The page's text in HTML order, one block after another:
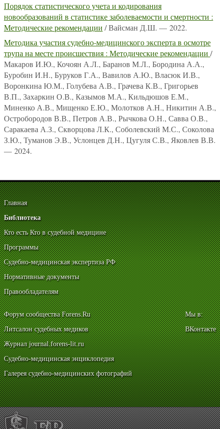
Порядок статистического учета и кодирования
новообразований в статистике заболеваемости и смертности :
Методические рекомендации / Вайсман Д.Ш. — 2022.
Методика участия судебно-медицинского эксперта в осмотре
трупа на месте происшествия : Методические рекомендации /
Макаров И.Ю., Кочоян А.Л., Баранов М.Л., Бородина А.А.,
Буробин И.Н., Буруков Г.А., Вавилов А.Ю., Власюк И.В.,
Воронкина Ю.М., Голубева А.В., Грачева К.В., Григорьев
В.П., Захаркин О.В., Казымов М.А., Кильдюшов Е.М.,
Миненко А.В., Мищенко Е.Ю., Молотков А.Н., Никитин А.В.,
Остробородов В.В., Петров А.В., Рычкова О.Н., Савва О.В.,
Саракаева А.З., Скворцова Л.К., Соболевский М.С., Соколова
З.Ю., Туманов Э.В., Услонцев Д.Н., Цугуля С.В., Яковлев В.В.
— 2024.
Главная
Библиотека
Кто есть Кто в судебной медицине
Программы
Судебно-медицинская экспертиза РФ
Нормативные документы
Правообладателям
Форум сообщества Forens.Ru
Литсалон судебных медиков
Журнал journal.forens-lit.ru
Судебно-медицинская энциклопедия
Галерея судебно-медицинских фотографий
Мы в:
ВКонтакте